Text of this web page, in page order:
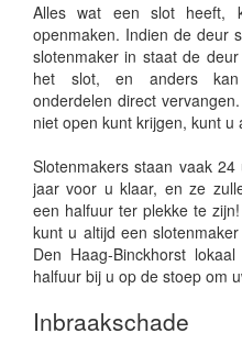
Alles wat een slot heeft,
openmaken. Indien de deur
slotenmaker in staat de
het slot, en anders kan
onderdelen direct
niet open kunt krijgen, kunt
Slotenmakers staan vaak
jaar voor u klaar, en ze
een halfuur ter plekke te
kunt u altijd een
Den Haag-Binckhorst
halfuur bij u op de stoep om
Inbraakschade